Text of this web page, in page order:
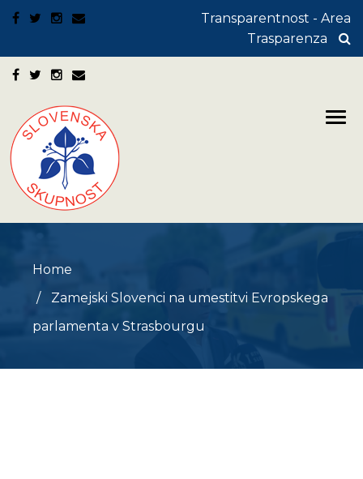
Transparentnost - Area
Trasparenza
Home
Zamejski Slovenci na umestitvi Evropskega
parlamenta v Strasbourgu